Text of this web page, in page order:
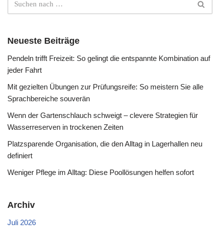
Neueste Beiträge
Pendeln trifft Freizeit: So gelingt die entspannte Kombination auf
jeder Fahrt
Mit gezielten Übungen zur Prüfungsreife: So meistern Sie alle
Sprachbereiche souverän
Wenn der Gartenschlauch schweigt – clevere Strategien für
Wasserreserven in trockenen Zeiten
Platzsparende Organisation, die den Alltag in Lagerhallen neu
definiert
Weniger Pflege im Alltag: Diese Poollösungen helfen sofort
Archiv
Juli 2026